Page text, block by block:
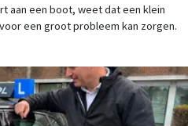
aan een boot, weet dat een klein
een groot probleem kan zorgen.